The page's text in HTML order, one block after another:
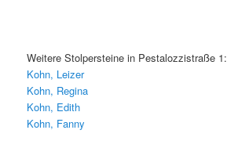
Weitere Stolpersteine in Pestalozzistraße 1:
Kohn, Leizer
Kohn, Regina
Kohn, Edith
Kohn, Fanny